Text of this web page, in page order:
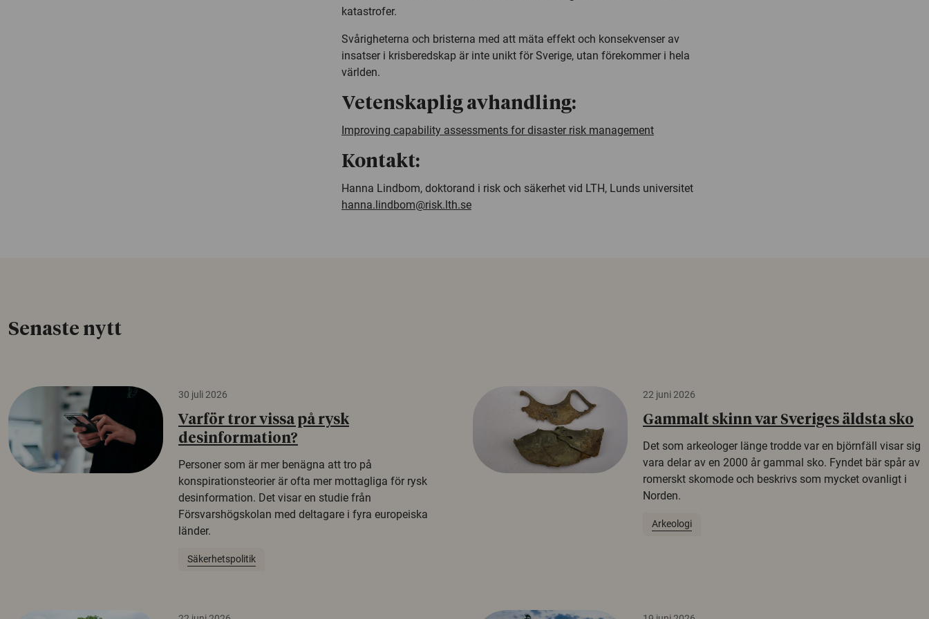
katastrofer.
Svårigheterna och bristerna med att mäta effekt och konsekvenser av
insatser i krisberedskap är inte unikt för Sverige, utan förekommer i hela
världen.
Vetenskaplig avhandling:
Improving capability assessments for disaster risk management
Kontakt:
Hanna Lindbom, doktorand i risk och säkerhet vid LTH, Lunds universitet
hanna.lindbom@risk.lth.se
Senaste nytt
30 juli 2026
Varför tror vissa på rysk
desinformation?
Personer som är mer benägna att tro på
konspirationsteorier är ofta mer mottagliga för rysk
desinformation. Det visar en studie från
Försvarshögskolan med deltagare i fyra europeiska
länder.
Säkerhetspolitik
22 juni 2026
Gammalt skinn var Sveriges äldsta sko
Det som arkeologer länge trodde var en björnfäll visar sig
vara delar av en 2000 år gammal sko. Fyndet bär spår av
romerskt skomode och beskrivs som mycket ovanligt i
Norden.
Arkeologi